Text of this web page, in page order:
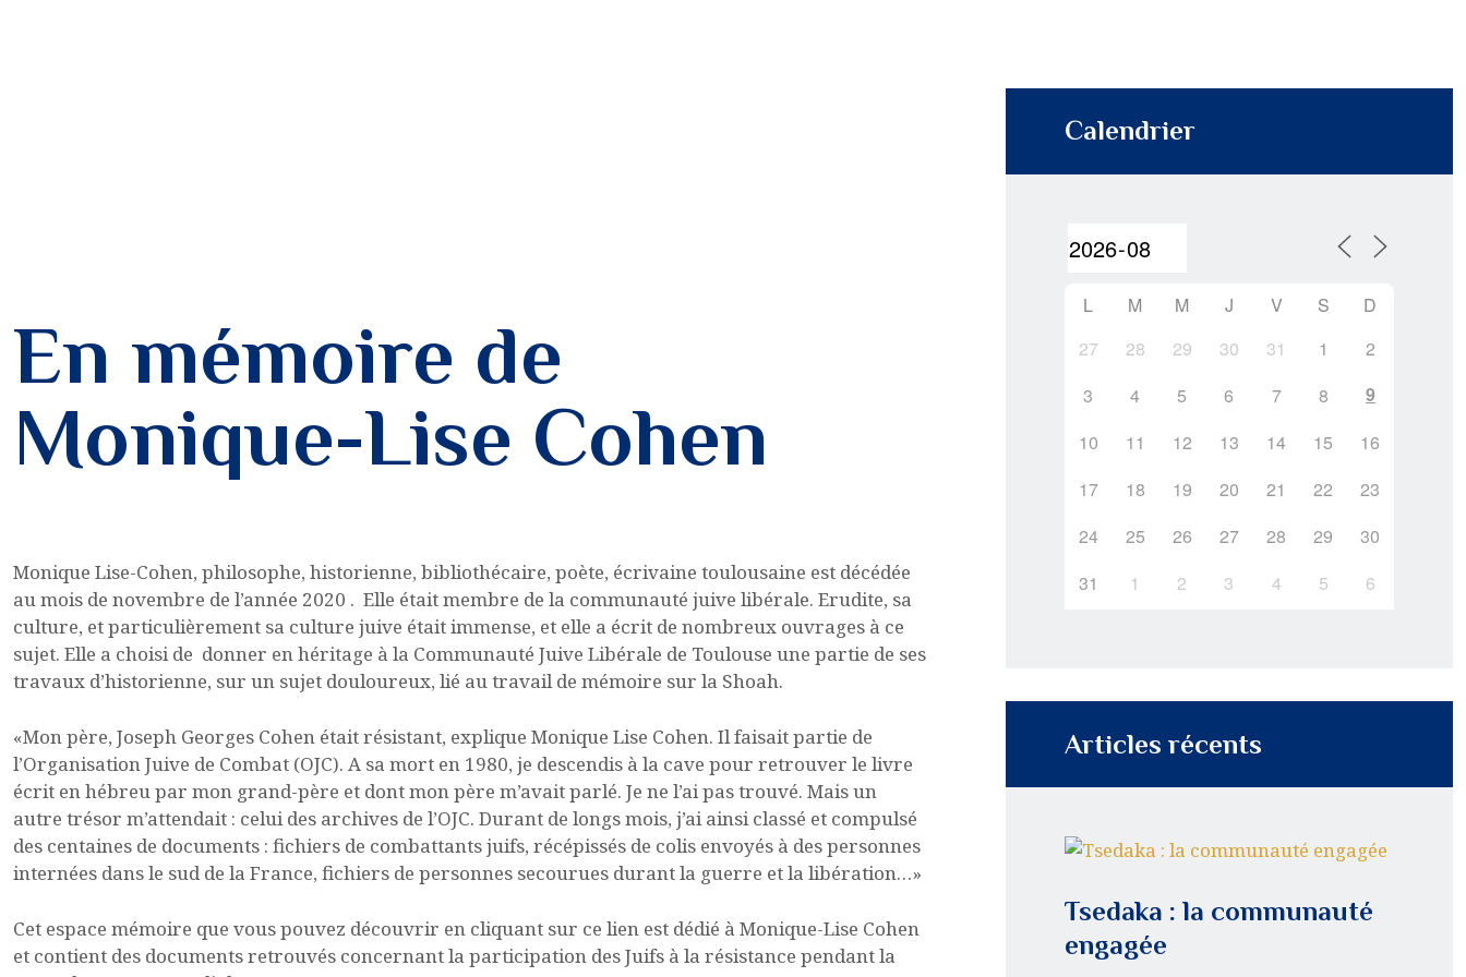
En mémoire de
Monique-Lise Cohen
Monique Lise-Cohen, philosophe, historienne, bibliothécaire, poète, écrivaine toulousaine est décédée
au mois de novembre de l’année 2020 . Elle était membre de la communauté juive libérale. Erudite, sa
culture, et particulièrement sa culture juive était immense, et elle a écrit de nombreux ouvrages à ce
sujet. Elle a choisi de donner en héritage à la Communauté Juive Libérale de Toulouse une partie de ses
travaux d’historienne, sur un sujet douloureux, lié au travail de mémoire sur la Shoah.
«Mon père, Joseph Georges Cohen était résistant, explique Monique Lise Cohen. Il faisait partie de
l’Organisation Juive de Combat (OJC). A sa mort en 1980, je descendis à la cave pour retrouver le livre
écrit en hébreu par mon grand-père et dont mon père m’avait parlé. Je ne l’ai pas trouvé. Mais un
autre trésor m’attendait : celui des archives de l’OJC. Durant de longs mois, j’ai ainsi classé et compulsé
des centaines de documents : fichiers de combattants juifs, récépissés de colis envoyés à des personnes
internées dans le sud de la France, fichiers de personnes secourues durant la guerre et la libération…»
Cet espace mémoire que vous pouvez découvrir en cliquant sur ce lien est dédié à Monique-Lise Cohen
et contient des documents retrouvés concernant la participation des Juifs à la résistance pendant la
Calendrier
L M M J V S
D
27
28 29 30 31 1
2
3
4 5 6 7 8
9
10
11 12 13 14 15
16
17
18 19 20 21 22
23
24
25 26 27 28 29
30
31
1 2 3 4 5 6
Articles récents
Tsedaka : la communauté
engagée